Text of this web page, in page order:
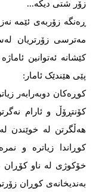
زۆر شتی دیکە...
ڕەنگە زۆربەی ئێمە
مەترسی زۆرتریان
کێشانە ئەتوانین
پێی هێندێک ئامار:
کوڕەکان دوبەرابەر
کۆنتڕۆڵ و ئارام
هەڵگرتن لە خوێندن
کوڕاندا زیاترە و
خۆکوژی لە ناو کۆڕان
بەندیخانەی کوڕان